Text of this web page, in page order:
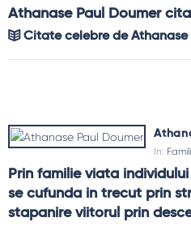
Athanase Paul Doumer
Citate celebre de Athanase
In:
Prin familie viata
se cufunda in trecut prin
stapanire viitorul prin